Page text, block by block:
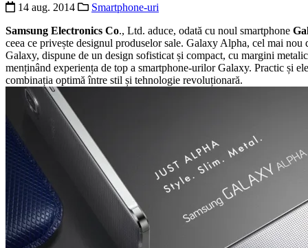
14 aug. 2014
Smartphone-uri
Samsung Electronics Co., Ltd. aduce, odată cu noul smartphone
ceea ce privește designul produselor sale. Galaxy Alpha, cel mai nou
Galaxy, dispune de un design sofisticat și compact, cu margini
menținând experiența de top a smartphone-urilor Galaxy. Practic și
combinația optimă între stil și tehnologie revoluționară.